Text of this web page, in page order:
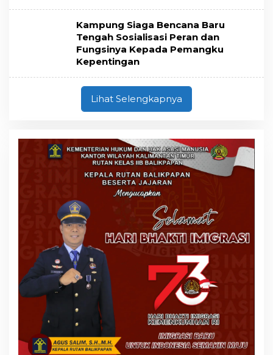
Kampung Siaga Bencana Baru
Tengah Sosialisasi Peran dan
Fungsinya Kepada Pemangku
Kepentingan
Lihat Selengkapnya